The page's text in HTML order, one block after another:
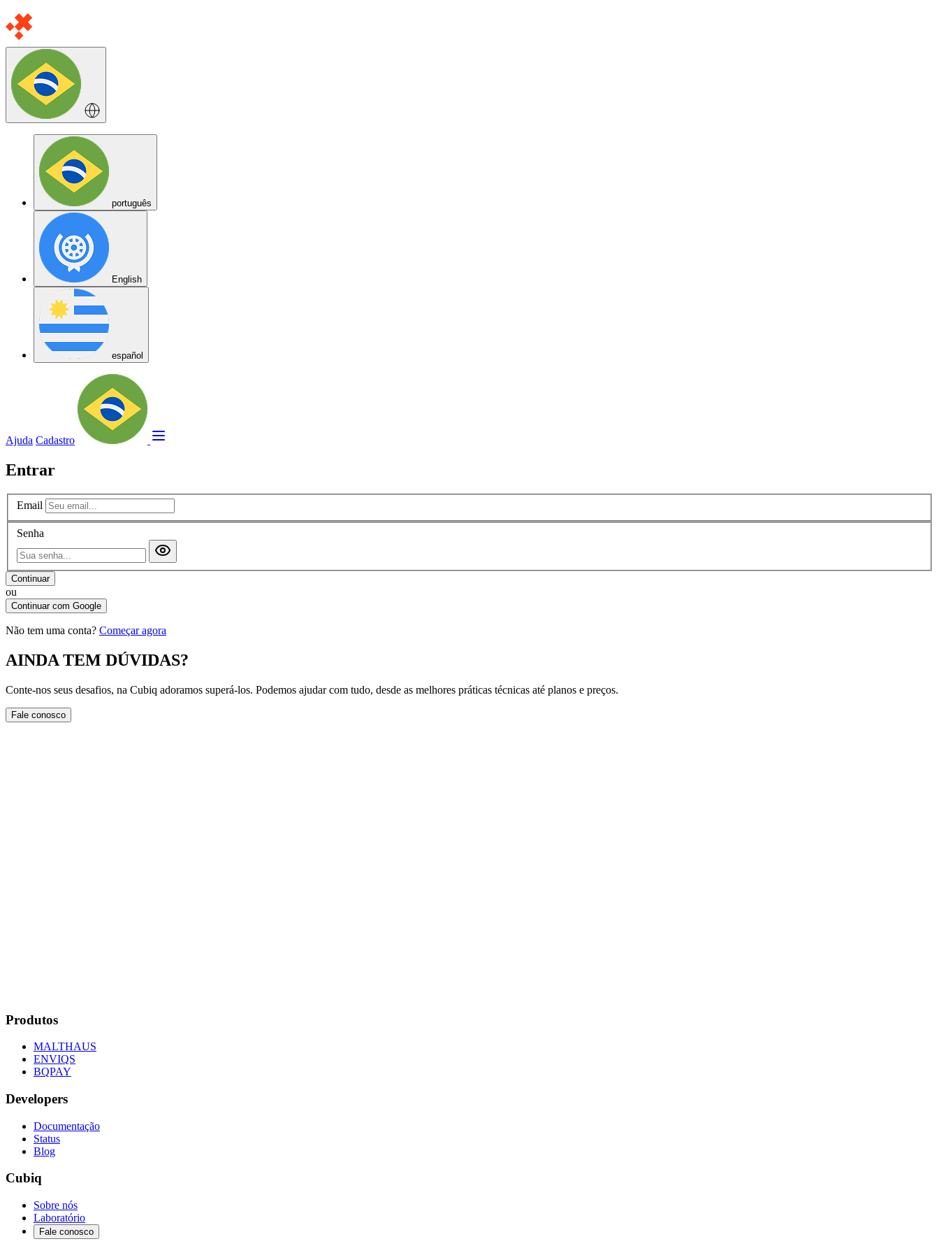
português
English
español
Ajuda Cadastro
Entrar
Email
Senha
Continuar
ou
Continuar com Google
Não tem uma conta? Começar agora
AINDA TEM DÚVIDAS?
Conte-nos seus desafios, na Cubiq adoramos superá-los. Podemos ajudar com tudo, desde as melhores práticas técnicas até planos e preços.
Fale conosco
Produtos
MALTHAUS
ENVIQS
BQPAY
Developers
Documentação
Status
Blog
Cubiq
Sobre nós
Laboratório
Fale conosco